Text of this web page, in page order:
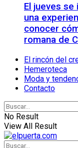
El jueves se
una
conocer
romana de
El rincón del
Hemeroteca
Moda y
Contacto
No Result
View All Result